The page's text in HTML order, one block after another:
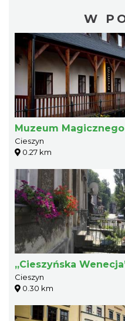
W
Muzeum
Cieszyn
0.27 km
„Cieszyńska
Cieszyn
0.30 km